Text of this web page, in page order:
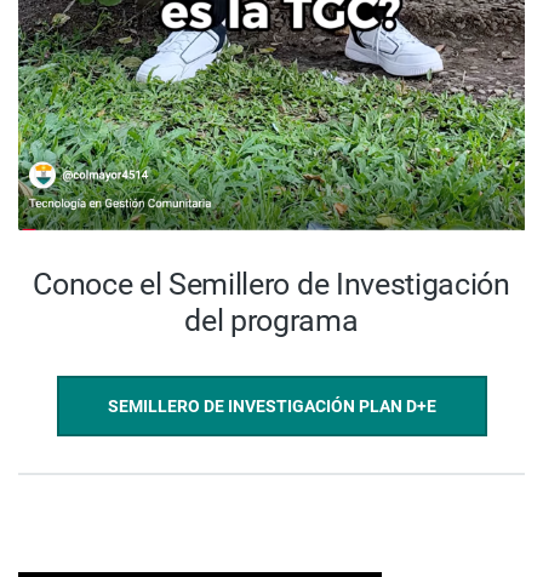
Conoce el Semillero de Investigación
del programa
SEMILLERO DE INVESTIGACIÓN PLAN D+E